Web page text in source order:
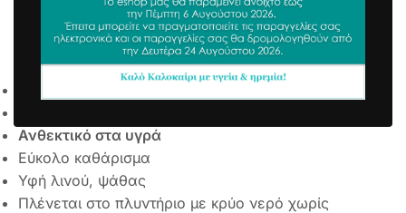
Ταπέτο Miami 60×180 cm Αντιολισθητικό
Απορροφητικό Όψη λινού ψάθας No 2
12,02€ 11,05€ συμπ. Φ.Π.Α
Ανθεκτικό στα υγρά
Εύκολο καθάρισμα
Υφή λινού, ψάθας
Πλένεται στο πλυντήριο με κρύο νερό χωρίς